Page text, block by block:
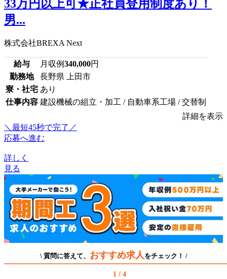
33万円以上可★正社員登用制度あり！
男...
株式会社BREXA Next
給与 月収例340,000円
勤務地
長野県 上田市
寮・社宅 あり
仕事内容 建設機械の組立・加工 / 自動車系工場 / 交替制
詳細を表示
＼最短45秒で完了／
応募へ進む
詳しく
見る
\ 質問に答えて、 おすすめ求人 をチェック！ /
1 / 4